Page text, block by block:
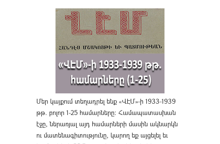
Մեր կայքում տեղադրել ենք «ՎԷՄ»-ի 1933-1939
թթ. բոլոր 1-25 համարները։ Համապատասխան
էջը, ներառյալ այդ համարների մասին ակնարկն
ու մատենագիտությունը, կարող եք այցելել եւ